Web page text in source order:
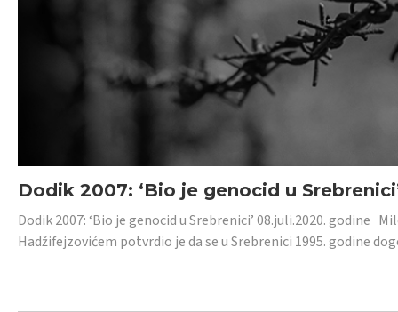
Dodik 2007: ‘Bio je genocid u
Dodik 2007: ‘Bio je genocid u Srebrenici’ 08.juli.2020. godine
Hadžifejzovićem potvrdio je da se u Srebrenici 1995. godine